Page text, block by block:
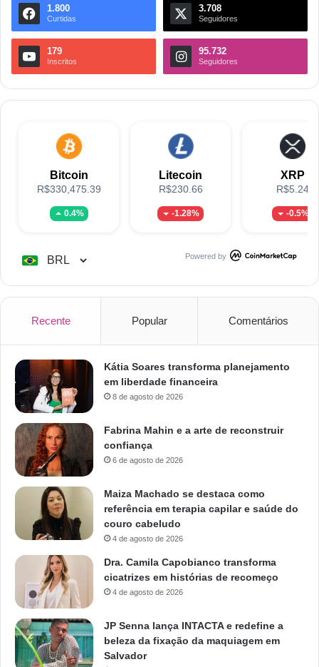
1.800
Curtidas
3.708
Seguidores
179
Inscritos
95.732
Seguidores
Bitcoin
R$330,475.39
0.4%
Litecoin
R$230.66
-1.28%
XRP
R$5.24
-0.5%
Powered by
Recente Popular Comentários
Kátia Soares transforma planejamento
em liberdade financeira
8 de agosto de 2026
Fabrina Mahin e a arte de reconstruir
confiança
6 de agosto de 2026
Maiza Machado se destaca como
referência em terapia capilar e saúde do
couro cabeludo
4 de agosto de 2026
Dra. Camila Capobianco transforma
cicatrizes em histórias de recomeço
4 de agosto de 2026
JP Senna lança INTACTA e redefine a
beleza da fixação da maquiagem em
Salvador